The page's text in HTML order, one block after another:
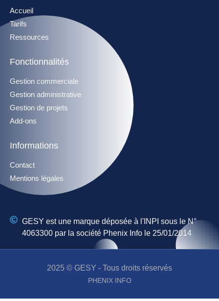
Accueil
Tarifs
Ressources
Fonctionnalités
Gestion commerciale
Gestion administrative
Gestion de projets
Add-ons
Informations
Contact
Mentions légales
GESY est une marque déposée à l'INPI sous le N°
4063300 par la société Phenix Info le 25/01/2014
2025 © GESY - Tous droits réservés
PHENIX INFO